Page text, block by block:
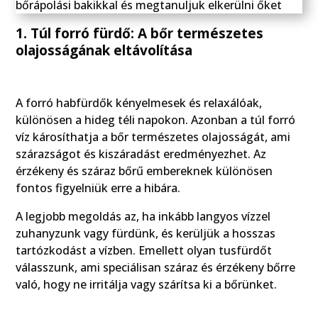
1. Túl forró fürdő: A bőr természetes
olajosságának eltávolítása
A forró habfürdők kényelmesek és relaxálóak,
különösen a hideg téli napokon. Azonban a túl forró
víz károsíthatja a bőr természetes olajosságát, ami
szárazságot és kiszáradást eredményezhet. Az
érzékeny és száraz bőrű embereknek különösen
fontos figyelniük erre a hibára.
A legjobb megoldás az, ha inkább langyos vízzel
zuhanyzunk vagy fürdünk, és kerüljük a hosszas
tartózkodást a vízben. Emellett olyan tusfürdőt
válasszunk, ami speciálisan száraz és érzékeny bőrre
való, hogy ne irritálja vagy szárítsa ki a bőrünket.